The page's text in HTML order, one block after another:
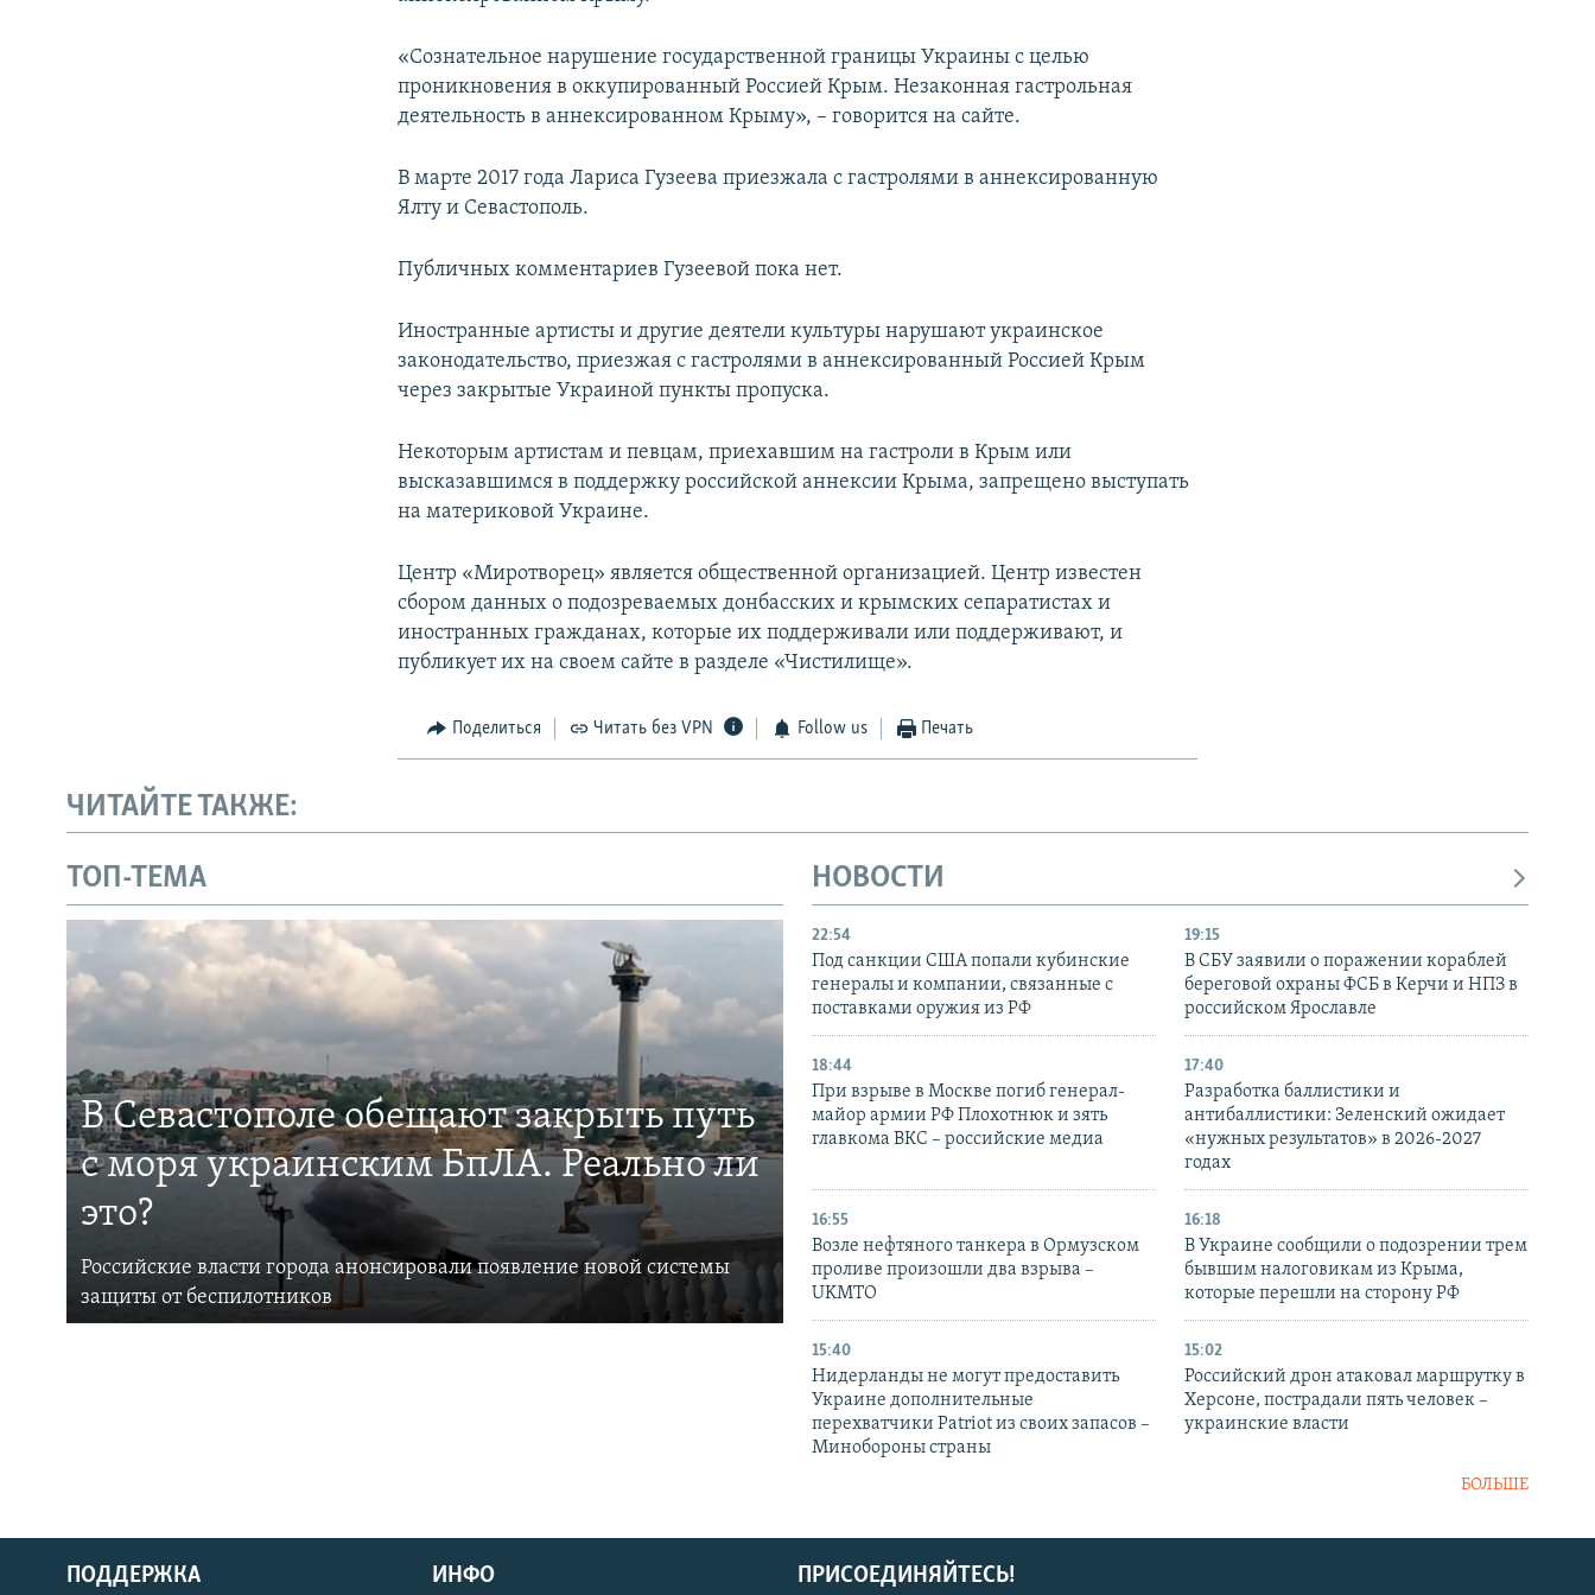
«Сознательное нарушение государственной границы Украины с целью
проникновения в оккупированный Россией Крым. Незаконная гастрольная
деятельность в аннексированном Крыму», – говорится на сайте.
В марте 2017 года Лариса Гузеева приезжала с гастролями в аннексированную
Ялту и Севастополь.
Публичных комментариев Гузеевой пока нет.
Иностранные артисты и другие деятели культуры нарушают украинское
законодательство, приезжая с гастролями в аннексированный Россией Крым
через закрытые Украиной пункты пропуска.
Некоторым артистам и певцам, приехавшим на гастроли в Крым или
высказавшимся в поддержку российской аннексии Крыма, запрещено выступать
на материковой Украине.
Центр «Миротворец» является общественной организацией. Центр известен
сбором данных о подозреваемых донбасских и крымских сепаратистах и
иностранных гражданах, которые их поддерживали или поддерживают, и
публикует их на своем сайте в разделе «Чистилище».
Поделиться Читать без VPN Follow us Печать
ЧИТАЙТЕ ТАКЖЕ:
ТОП-ТЕМА
В Севастополе обещают закрыть путь
с моря украинским БпЛА. Реально ли
это?
Российские власти города анонсировали появление новой системы
защиты от беспилотников
НОВОСТИ
22:54
Под санкции США попали кубинские
генералы и компании, связанные с
поставками оружия из РФ
19:15
В СБУ заявили о поражении кораблей
береговой охраны ФСБ в Керчи и НПЗ в
российском Ярославле
18:44
При взрыве в Москве погиб генерал-
майор армии РФ Плохотнюк и зять
главкома ВКС – российские медиа
17:40
Разработка баллистики и
антибаллистики: Зеленский ожидает
«нужных результатов» в 2026-2027
годах
16:55
Возле нефтяного танкера в Ормузском
проливе произошли два взрыва –
UKMTO
16:18
В Украине сообщили о подозрении трем
бывшим налоговикам из Крыма,
которые перешли на сторону РФ
15:40
Нидерланды не могут предоставить
Украине дополнительные
перехватчики Patriot из своих запасов –
Минобороны страны
15:02
Российский дрон атаковал маршрутку в
Херсоне, пострадали пять человек –
украинские власти
БОЛЬШЕ
ПРИСОЕДИНЯЙТЕСЬ!
ПОДДЕРЖКА ИНФО